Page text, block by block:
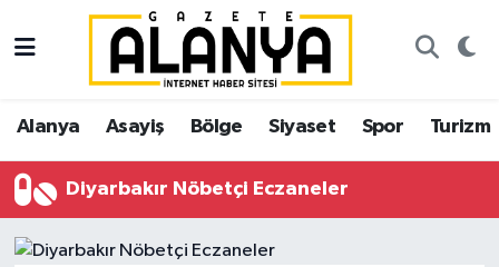
Alanya Asayiş Bölge Siyaset Spor Turizm
Diyarbakır Nöbetçi Eczaneler
Alanya
Asayiş
Bölge
Siyaset
İstanbul Nöbetçi Eczaneler
İstanbul Hava Durumu
İstanbul Trafik Yoğunluk Haritası
Süper Lig Puan Durumu ve Fikstür